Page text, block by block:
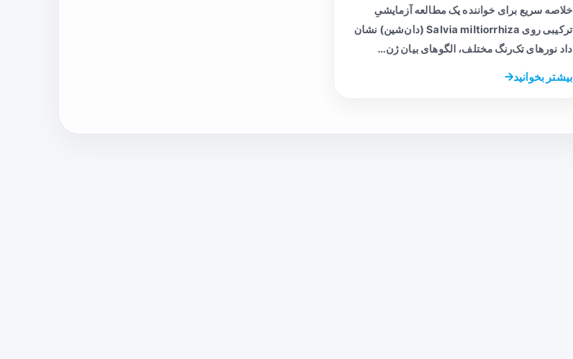
خلاصه سریع برای خواننده یک مطالعه آزمایشیِ
ترکیبی روی Salvia miltiorrhiza (دان‌شین) نشان
داد نورهای تک‌رنگ مختلف، الگوهای بیان ژن…
بیشتر بخوانید